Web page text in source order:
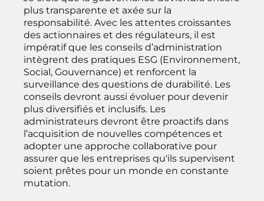
plus transparente et axée sur la
responsabilité. Avec les attentes croissantes
des actionnaires et des régulateurs, il est
impératif que les conseils d’administration
intègrent des pratiques ESG (Environnement,
Social, Gouvernance) et renforcent la
surveillance des questions de durabilité. Les
conseils devront aussi évoluer pour devenir
plus diversifiés et inclusifs. Les
administrateurs devront être proactifs dans
l’acquisition de nouvelles compétences et
adopter une approche collaborative pour
assurer que les entreprises qu'ils supervisent
soient prêtes pour un monde en constante
mutation.